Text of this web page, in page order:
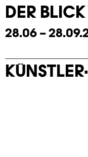
DER
28.06 –